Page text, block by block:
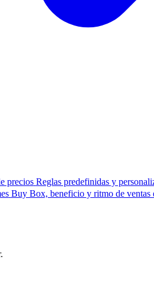
precios Reglas predefinidas y
Buy Box, beneficio y ritmo de ventas